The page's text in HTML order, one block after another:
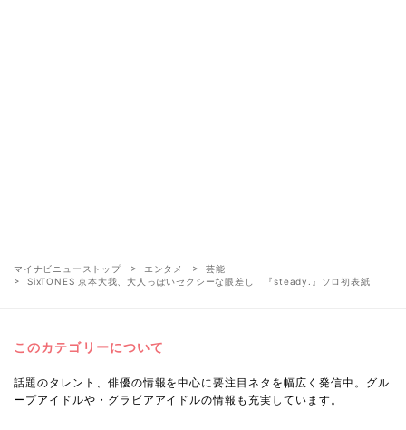
マイナビニューストップ エンタメ
芸能
SixTONES 京本大我、大人っぽいセクシーな眼差し 『steady.』ソロ初表紙
このカテゴリーについて
話題のタレント、俳優の情報を中心に要注目ネタを幅広く発信中。グル
ープアイドルや・グラビアアイドルの情報も充実しています。